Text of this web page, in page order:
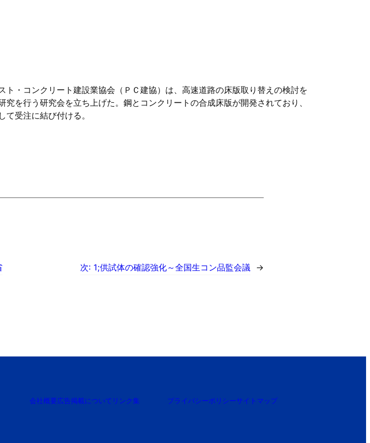
・コンクリート建設業協会（ＰＣ建協）は、高速道路の床版取り替えの検討を
を行う研究会を立ち上げた。鋼とコンクリートの合成床版が開発されており、
受注に結び付ける。
次: 1;供試体の確認強化～全国生コン品監会議 →
会社概要広告掲載について リンク集 プライバシーポリシーサイトマップ